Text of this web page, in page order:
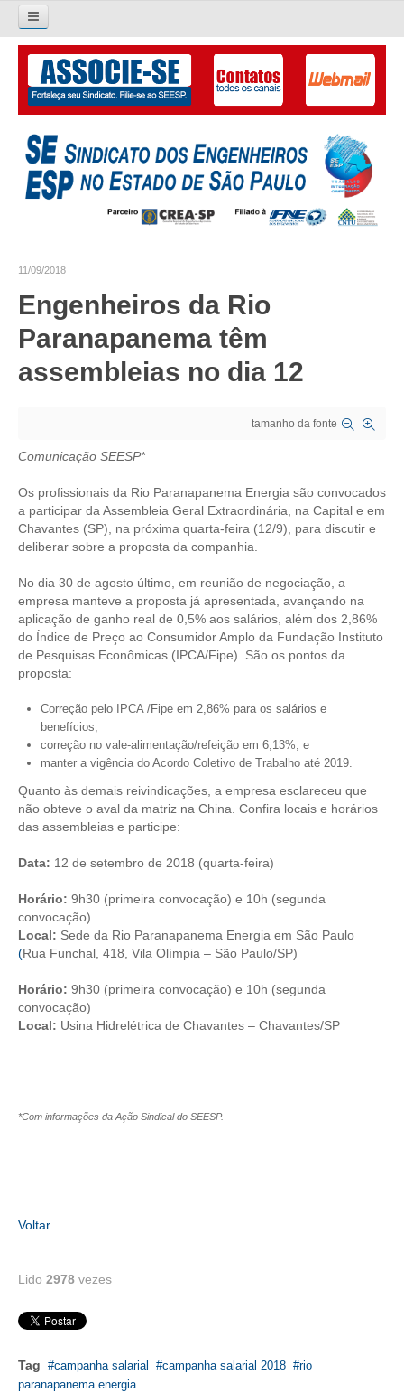
Pesquisar...
O SINDICATO
APRESENTAÇÃO
PALAVRA DO PRESIDENTE
GALERIA EX-PRESIDENTES
HISTÓRICO E ATUAÇÃO
COMPOSIÇÃO
CONSELHOS ASSESSORES
PERSONALIDADES DA TECNOLOGIA
NÚCLEO DA MULHER ENGENHEIRA
JURÍDICO
CONSULTORIA
ACORDOS, CONVENÇÕES E DISSÍDIOS
CONTRIBUIÇÃO ASSOCIATIVA OU ANUIDADE DE SÓCIO
CONTRIBUIÇÃO SINDICAL URBANA
REVISÃO DE APOSENTADORIA
FGTS EXPURGOS
HOMOLOGAÇÕES
PISO SALARIAL
FIQUE POR DENTRO
11/09/2018
Engenheiros da Rio
Paranapanema têm
assembleias no dia 12
tamanho da fonte
Comunicação SEESP*
Os profissionais da Rio Paranapanema Energia são convocados
a participar da Assembleia Geral Extraordinária, na Capital e em
Chavantes (SP), na próxima quarta-feira (12/9), para discutir e
deliberar sobre a proposta da companhia.
No dia 30 de agosto último, em reunião de negociação, a
empresa manteve a proposta já apresentada, avançando na
aplicação de ganho real de 0,5% aos salários, além dos 2,86%
do Índice de Preço ao Consumidor Amplo da Fundação Instituto
de Pesquisas Econômicas (IPCA/Fipe). São os pontos da
proposta:
Correção pelo IPCA /Fipe em 2,86% para os salários e
benefícios;
correção no vale-alimentação/refeição em 6,13%; e
manter a vigência do Acordo Coletivo de Trabalho até 2019.
Quanto às demais reivindicações, a empresa esclareceu que
não obteve o aval da matriz na China. Confira locais e horários
das assembleias e participe:
Data: 12 de setembro de 2018 (quarta-feira)
Horário: 9h30 (primeira convocação) e 10h (segunda
convocação)
Local: Sede da Rio Paranapanema Energia em São Paulo
(Rua Funchal, 418, Vila Olímpia – São Paulo/SP)
Horário: 9h30 (primeira convocação) e 10h (segunda
convocação)
Local: Usina Hidrelétrica de Chavantes – Chavantes/SP
*Com informações da Ação Sindical do SEESP.
Voltar
Lido 2978 vezes
Tag campanha salarial campanha salarial 2018
rio
paranapanema energia